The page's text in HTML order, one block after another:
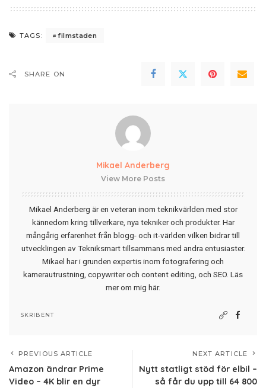
TAGS: filmstaden
SHARE ON
Mikael Anderberg
View More Posts
Mikael Anderberg är en veteran inom teknikvärlden med stor
kännedom kring tillverkare, nya tekniker och produkter. Har
mångårig erfarenhet från blogg- och it-världen vilken bidrar till
utvecklingen av Tekniksmart tillsammans med andra entusiaster.
Mikael har i grunden expertis inom fotografering och
kamerautrustning, copywriter och content editing, och SEO. Läs
mer om mig här.
SKRIBENT
PREVIOUS ARTICLE
Amazon ändrar Prime
Video – 4K blir en dyr
NEXT ARTICLE
Nytt statligt stöd för elbil –
så får du upp till 64 800